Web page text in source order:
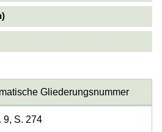
Gliederungsnummer
9, S. 274